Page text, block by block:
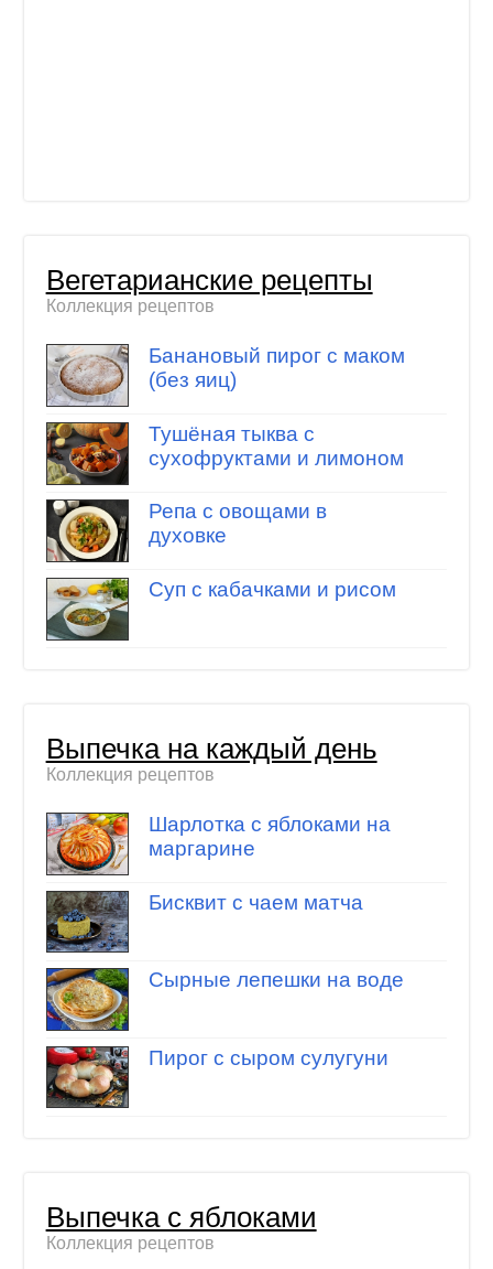
Вегетарианские рецепты
Коллекция рецептов
Банановый пирог с маком
(без яиц)
Тушёная тыква с
сухофруктами и лимоном
Репа с овощами в
духовке
Суп с кабачками и рисом
Выпечка на каждый день
Коллекция рецептов
Шарлотка с яблоками на
маргарине
Бисквит с чаем матча
Сырные лепешки на воде
Пирог с сыром сулугуни
Выпечка с яблоками
Коллекция рецептов